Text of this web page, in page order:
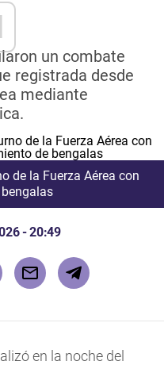
un combate
registrada desde
mediante
de la Fuerza Aérea con
- 20:49
en la noche del